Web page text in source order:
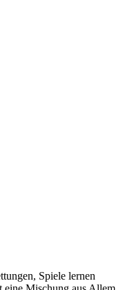
Spiele lernen